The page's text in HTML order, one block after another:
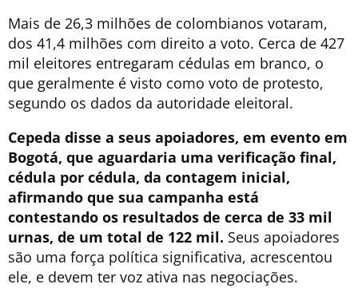
Mais de 26,3 milhões de colombianos votaram,
dos 41,4 milhões com direito a voto. Cerca de 427
mil eleitores entregaram cédulas em branco, o
que geralmente é visto como voto de protesto,
segundo os dados da autoridade eleitoral.
Cepeda disse a seus apoiadores, em evento em
Bogotá, que aguardaria uma verificação final,
cédula por cédula, da contagem inicial,
afirmando que sua campanha está
contestando os resultados de cerca de 33 mil
urnas, de um total de 122 mil. Seus apoiadores
são uma força política significativa, acrescentou
ele, e devem ter voz ativa nas negociações.